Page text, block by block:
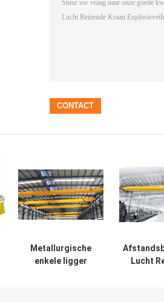
Metallurgische
enkele ligger
Lucht